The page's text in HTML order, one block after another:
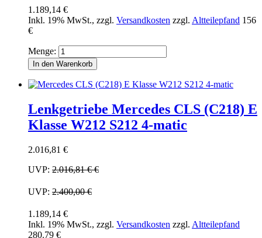
1.189,14 €
Inkl. 19% MwSt., zzgl. Versandkosten zzgl. Altteilepfand 156
€
Menge:
In den Warenkorb
Lenkgetriebe Mercedes CLS (C218) E
Klasse W212 S212 4-matic
2.016,81 €
UVP: 2.016,81 €€
UVP: 2.400,00 €
1.189,14 €
Inkl. 19% MwSt., zzgl. Versandkosten zzgl. Altteilepfand
280.79 €